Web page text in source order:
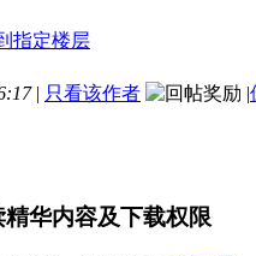
| 只看该作者 |
华内容及下载权限